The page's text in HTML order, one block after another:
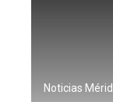
Noticias